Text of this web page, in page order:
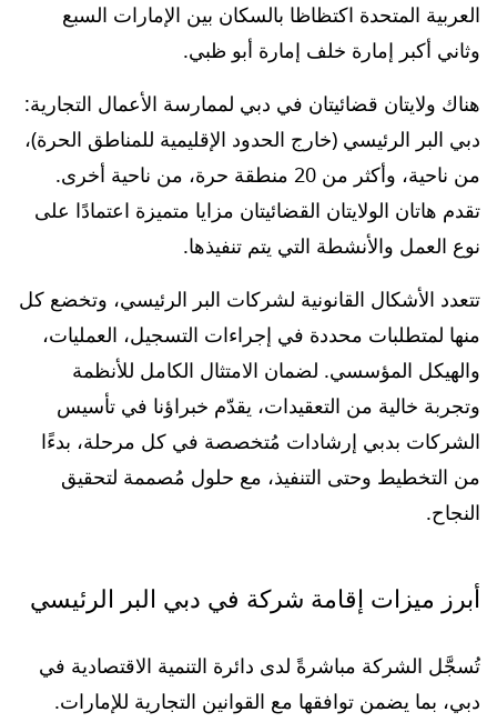
العربية المتحدة اكتظاظا بالسكان بين الإمارات السبع
وثاني أكبر إمارة خلف إمارة أبو ظبي.
هناك ولايتان قضائيتان في دبي لممارسة الأعمال التجارية:
دبي البر الرئيسي (خارج الحدود الإقليمية للمناطق الحرة)،
من ناحية، وأكثر من 20 منطقة حرة، من ناحية أخرى.
تقدم هاتان الولايتان القضائيتان مزايا متميزة اعتمادًا على
نوع العمل والأنشطة التي يتم تنفيذها.
تتعدد الأشكال القانونية لشركات البر الرئيسي، وتخضع كل
منها لمتطلبات محددة في إجراءات التسجيل، العمليات،
والهيكل المؤسسي. لضمان الامتثال الكامل للأنظمة
وتجربة خالية من التعقيدات، يقدّم خبراؤنا في تأسيس
الشركات بدبي إرشادات مُتخصصة في كل مرحلة، بدءًا
من التخطيط وحتى التنفيذ، مع حلول مُصممة لتحقيق
النجاح.
أبرز ميزات إقامة شركة في دبي البر الرئيسي
تُسجَّل الشركة مباشرةً لدى دائرة التنمية الاقتصادية في
دبي، بما يضمن توافقها مع القوانين التجارية للإمارات.